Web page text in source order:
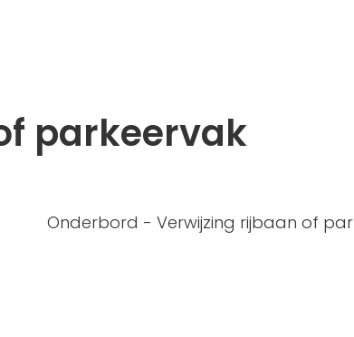
parkeervak
Onderbord - Verwijzing rijbaan of